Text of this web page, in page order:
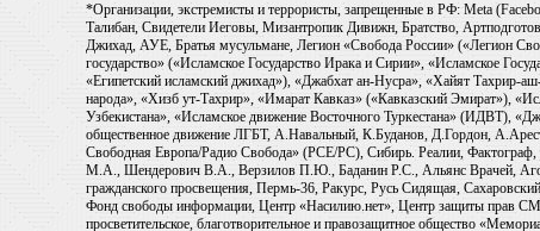
*Организации, экстремисты и террористы, запрещенные в РФ: Meta
Талибан, Свидетели Иеговы, Мизантропик Дивижн, Братство,
Джихад, АУЕ, Братья мусульмане, Легион «Свобода России» («Легион
государство» («Исламское Государство Ирака и Сирии», «Исламское
«Египетский исламский джихад»), «Джабхат ан-Нусра», «Хайят
народа», «Хизб ут-Тахрир», «Имарат Кавказ» («Кавказский Эмират»),
Узбекистана», «Исламское движение Восточного Туркестана» (ИДВТ),
общественное движение ЛГБТ, А.Навальный, К.Буданов, Д.Гордон,
Свободная Европа/Радио Свобода» (PCE/PC), Сибирь. Реалии,
М.А., Шендерович В.А., Верзилов П.Ю., Баданин Р.С., Альянс Врачей,
гражданского просвещения, Пермь-36, Ракурс, Русь Сидящая,
Фонд свободы информации, Центр «Насилию.нет», Центр защиты прав
просветительское, благотворительное и правозащитное общество